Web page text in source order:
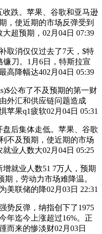
跌。苹果、谷歌和亚马逊
，使近期的市场反弹受到
超预期， 02月04日 07:39
取消仅仅过去了7天，$特
镰刀。1月6日，特斯拉宣
高降幅达402月04日 05:39
公布了不及预期的第一财
外汇和供应链问题造成
苹果q1疲软02月04日 05:31
后集体走低。苹果、谷歌
不及预期，使近期的市场
就业人数大02月04日 05:25
就业人数51 7万人，预期
期，劳动力市场难降温。
美联储的降02月03日 22:31
势反弹，纳指创下了1975
迄今上涨超过16%。正
而来的惨淡财02月03日